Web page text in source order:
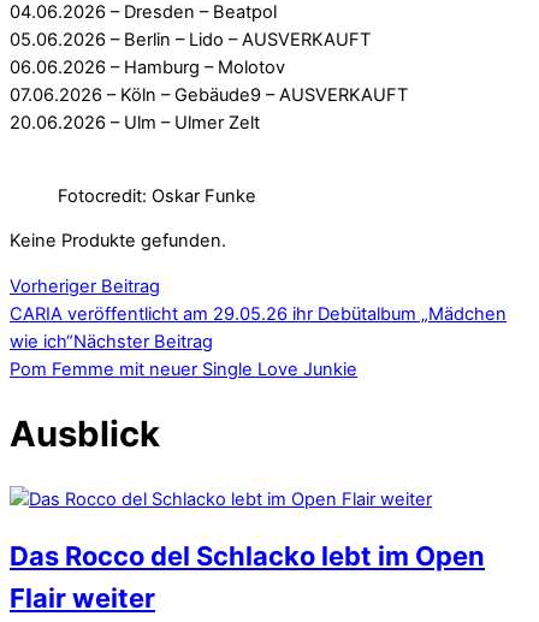
04.06.2026 – Dresden – Beatpol
05.06.2026 – Berlin – Lido – AUSVERKAUFT
06.06.2026 – Hamburg – Molotov
07.06.2026 – Köln – Gebäude9 – AUSVERKAUFT
20.06.2026 – Ulm – Ulmer Zelt
Fotocredit: Oskar Funke
Keine Produkte gefunden.
Vorheriger Beitrag
CARIA veröffentlicht am 29.05.26 ihr Debütalbum „Mädchen
wie ich“Nächster Beitrag
Pom Femme mit neuer Single Love Junkie
Ausblick
Das Rocco del Schlacko lebt im Open
Flair weiter